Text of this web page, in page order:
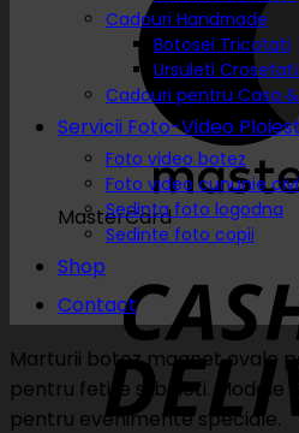
MasterCard
Cadouri Handmade
Botosei Tricotati
Ursuleti
Cadouri pentru Casa
Servicii Foto-Video
Foto video botez
Foto video cununie
Sedinta foto logodna
Sedinte foto copii
Shop
Contact
Marturii botez magnet ovale
pentru fetite si baieti. Modele
pentru evenimente speciale.